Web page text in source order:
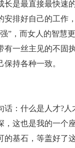
长是最直接最快速
安排好自己的工作
”，而女人的智慧
有一丝主见的不固
持各种一致。
话：什么是人才?
，这也是我的一个
的基石，等盖好了